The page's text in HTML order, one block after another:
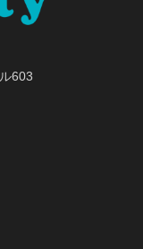
603